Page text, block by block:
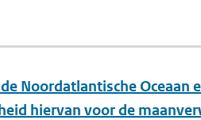
Noordatlantische Oceaan
hiervan voor de